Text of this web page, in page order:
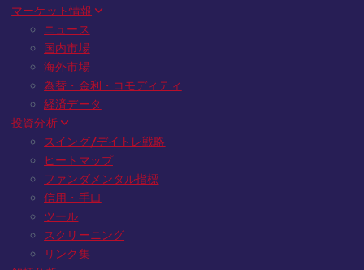
マーケット情報
ニュース
国内市場
海外市場
為替・金利・コモディティ
経済データ
投資分析
スイング/デイトレ戦略
ヒートマップ
ファンダメンタル指標
信用・手口
ツール
スクリーニング
リンク集